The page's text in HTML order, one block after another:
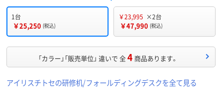
1台
￥25,250 (税込)
￥23,995 ×2台
￥47,990 (税込)
「カラー」「販売単位」 違いで 全4 商品あります。
アイリスチトセの研修机/フォールディングデスクを全て見る